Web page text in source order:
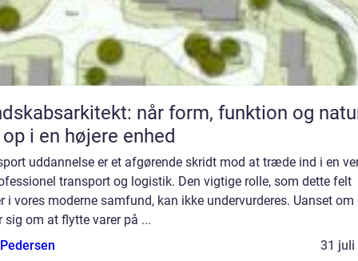
når form, funktion og
i en højere enhed
uddannelse er et afgørende skridt mod at træde ind i en
transport og logistik. Den vigtige rolle, som dette felt
i vores moderne samfund, kan ikke undervurderes. Uanset om
sig om at flytte varer på ...
31 juli